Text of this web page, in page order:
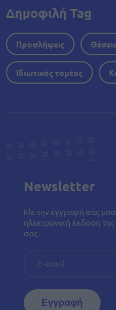
Δημοφιλή Tag
Προσλήψεις
Ιδιωτικός τομέας
Newsletter
Με την εγγραφή σας
ηλεκτρονική έκδοση
σας.